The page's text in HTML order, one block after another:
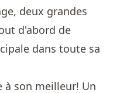
deux grandes
d'abord de
dans toute sa